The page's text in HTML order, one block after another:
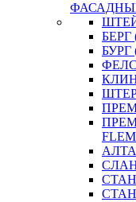
БЕРГ
БУРГ
ФЕЛС